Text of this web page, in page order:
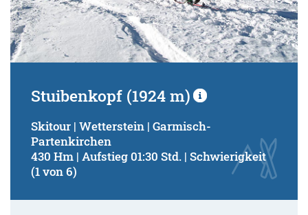
Stuibenkopf (1924 m)
Skitour | Wetterstein | Garmisch-
Partenkirchen
430 Hm | Aufstieg 01:30 Std. | Schwierigkeit
(1 von 6)